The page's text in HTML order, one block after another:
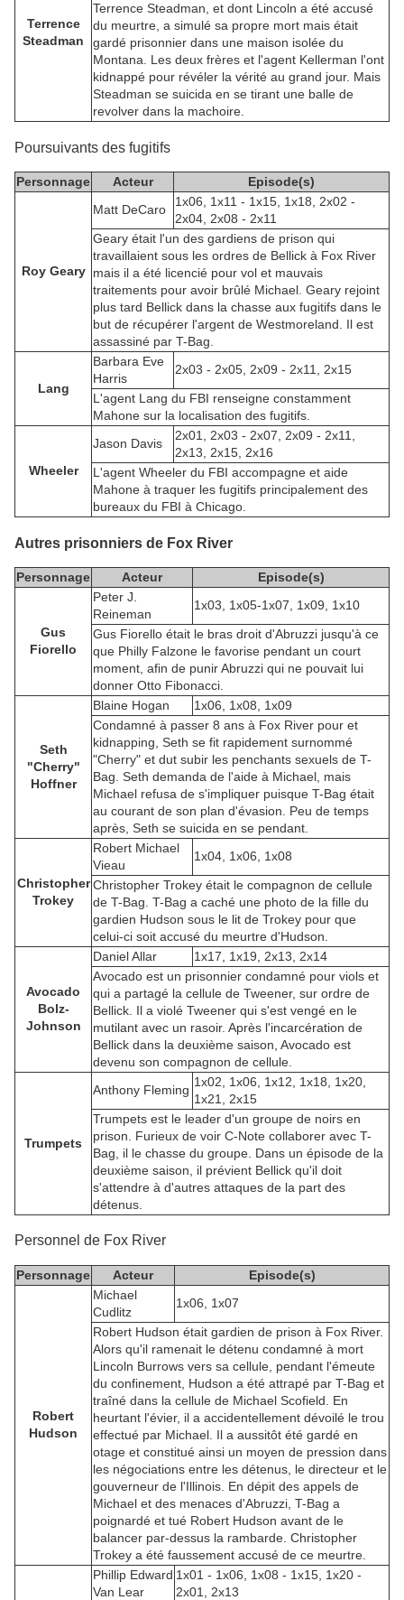
Terrence
Steadman
Terrence Steadman, et dont Lincoln a été accusé
du meurtre, a simulé sa propre mort mais était
gardé prisonnier dans une maison isolée du
Montana. Les deux frères et l'agent Kellerman l'ont
kidnappé pour révéler la vérité au grand jour. Mais
Steadman se suicida en se tirant une balle de
revolver dans la machoire.
Poursuivants des fugitifs
Personnage Acteur Episode(s)
Roy Geary
Matt DeCaro
1x06, 1x11 - 1x15, 1x18, 2x02 -
2x04, 2x08 - 2x11
Geary était l'un des gardiens de prison qui
travaillaient sous les ordres de Bellick à Fox River
mais il a été licencié pour vol et mauvais
traitements pour avoir brûlé Michael. Geary rejoint
plus tard Bellick dans la chasse aux fugitifs dans le
but de récupérer l'argent de Westmoreland. Il est
assassiné par T-Bag.
Lang
Barbara Eve
Harris
2x03 - 2x05, 2x09 - 2x11, 2x15
L'agent Lang du FBI renseigne constamment
Mahone sur la localisation des fugitifs.
Wheeler
Jason Davis
2x01, 2x03 - 2x07, 2x09 - 2x11,
2x13, 2x15, 2x16
L'agent Wheeler du FBI accompagne et aide
Mahone à traquer les fugitifs principalement des
bureaux du FBI à Chicago.
Autres prisonniers de Fox River
Personnage Acteur Episode(s)
Gus
Fiorello
Peter J.
Reineman
1x03, 1x05-1x07, 1x09, 1x10
Gus Fiorello était le bras droit d'Abruzzi jusqu'à ce
que Philly Falzone le favorise pendant un court
moment, afin de punir Abruzzi qui ne pouvait lui
donner Otto Fibonacci.
Seth
"Cherry"
Hoffner
Blaine Hogan
1x06, 1x08, 1x09
Condamné à passer 8 ans à Fox River pour et
kidnapping, Seth se fit rapidement surnommé
"Cherry" et dut subir les penchants sexuels de T-
Bag. Seth demanda de l'aide à Michael, mais
Michael refusa de s'impliquer puisque T-Bag était
au courant de son plan d'évasion. Peu de temps
après, Seth se suicida en se pendant.
Christopher
Trokey
Robert Michael
Vieau
1x04, 1x06, 1x08
Christopher Trokey était le compagnon de cellule
de T-Bag. T-Bag a caché une photo de la fille du
gardien Hudson sous le lit de Trokey pour que
celui-ci soit accusé du meurtre d'Hudson.
Avocado
Bolz-
Johnson
Daniel Allar
1x17, 1x19, 2x13, 2x14
Avocado est un prisonnier condamné pour viols et
qui a partagé la cellule de Tweener, sur ordre de
Bellick. Il a violé Tweener qui s'est vengé en le
mutilant avec un rasoir. Après l'incarcération de
Bellick dans la deuxième saison, Avocado est
devenu son compagnon de cellule.
Trumpets
Anthony Fleming
1x02, 1x06, 1x12, 1x18, 1x20,
1x21, 2x15
Trumpets est le leader d'un groupe de noirs en
prison. Furieux de voir C-Note collaborer avec T-
Bag, il le chasse du groupe. Dans un épisode de la
deuxième saison, il prévient Bellick qu'il doit
s'attendre à d'autres attaques de la part des
détenus.
Personnel de Fox River
Personnage Acteur Episode(s)
Robert
Hudson
Michael
Cudlitz
1x06, 1x07
Robert Hudson était gardien de prison à Fox River.
Alors qu'il ramenait le détenu condamné à mort
Lincoln Burrows vers sa cellule, pendant l'émeute
du confinement, Hudson a été attrapé par T-Bag et
traîné dans la cellule de Michael Scofield. En
heurtant l'évier, il a accidentellement dévoilé le trou
effectué par Michael. Il a aussitôt été gardé en
otage et constitué ainsi un moyen de pression dans
les négociations entre les détenus, le directeur et le
gouverneur de l'Illinois. En dépit des appels de
Michael et des menaces d'Abruzzi, T-Bag a
poignardé et tué Robert Hudson avant de le
balancer par-dessus la rambarde. Christopher
Trokey a été faussement accusé de ce meurtre.
Phillip Edward
Van Lear
1x01 - 1x06, 1x08 - 1x15, 1x20 -
2x01, 2x13